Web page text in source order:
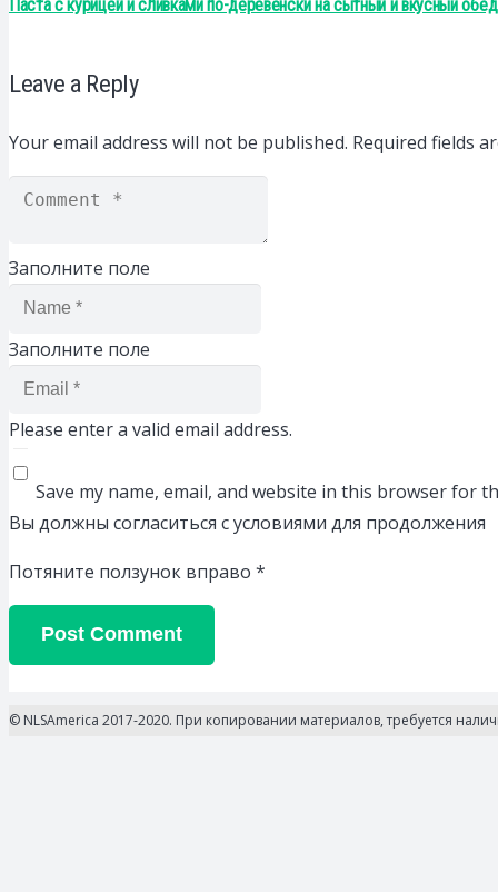
Паста с курицей и сливками по-деревенски на сытный и вкусный
Leave a Reply
Your email address will not be published. Required fields
Заполните поле
Заполните поле
Please enter a valid email address.
Save my name, email, and website in this browser for
Вы должны согласиться с условиями для продолжения
Потяните ползунок вправо *
Post Comment
© NLSAmerica 2017-2020. При копировании материалов, требуется